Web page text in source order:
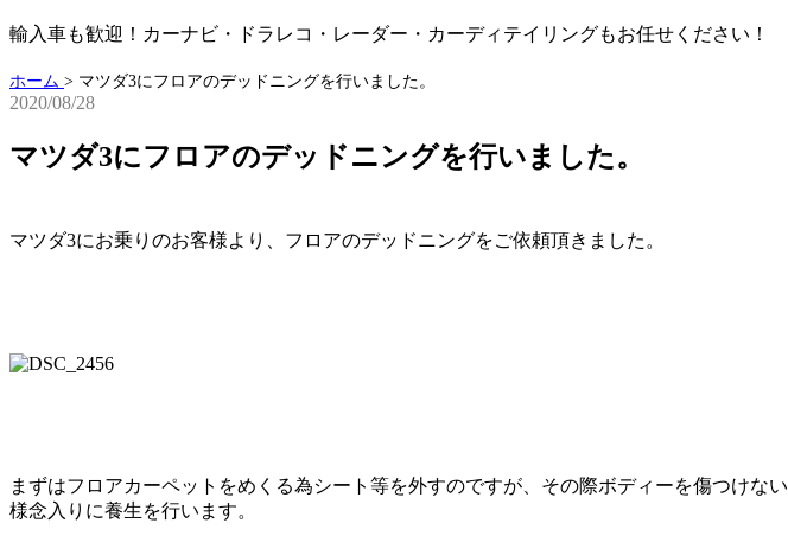
輸入車も歓迎！カーナビ・ドラレコ・レーダー・カーディテイリングもお任せください！
ホーム > マツダ3にフロアのデッドニングを行いました。
2020/08/28
マツダ3にフロアのデッドニングを行いました。
マツダ3にお乗りのお客様より、フロアのデッドニングをご依頼頂きました。
まずはフロアカーペットをめくる為シート等を外すのですが、その際ボディーを傷つけない
様念入りに養生を行います。